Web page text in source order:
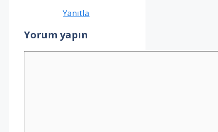
Yanıtla
Yorum yapın